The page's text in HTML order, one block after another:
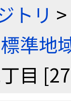
トリ >
標準地
目